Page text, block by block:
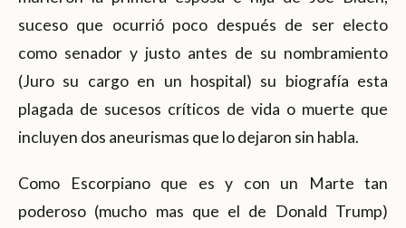
suceso que ocurrió poco después de ser electo
como senador y justo antes de su nombramiento
(Juro su cargo en un hospital) su biografía esta
plagada de sucesos críticos de vida o muerte que
incluyen dos aneurismas que lo dejaron sin habla.
Como Escorpiano que es y con un Marte tan
poderoso (mucho mas que el de Donald Trump)